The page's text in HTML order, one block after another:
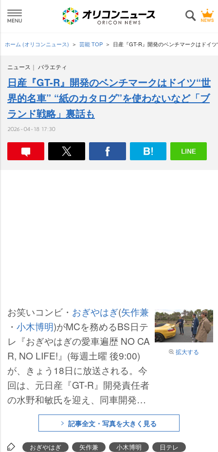
ホーム (オリコンニュース) 芸能 TOP 日産『GT-R』開発のベンチマークはドイ
ニュース バラエティ
日産『GT-R』開発のベンチマークはドイツ“世
界的名車” “紙のカタログ”を使わないなど「ブ
ランド戦略」裏話も
2026-04-18 17:30
拡大する
お笑いコンビ・ おぎやはぎ(矢作兼
・ 小木博明)がMCを務めるBS日テ
レ『おぎやはぎの愛車遍歴 NO CA
R, NO LIFE!』(毎週土曜 後9:00)
が、きょう18日に放送される。今
回は、元日産『GT-R』開発責任者
の水野和敏氏を迎え、同車開発、
ブランド戦略の裏話を聞いてい
記事全文・写真を大きく見る
おぎやはぎ 矢作兼 小木博明
日テレ